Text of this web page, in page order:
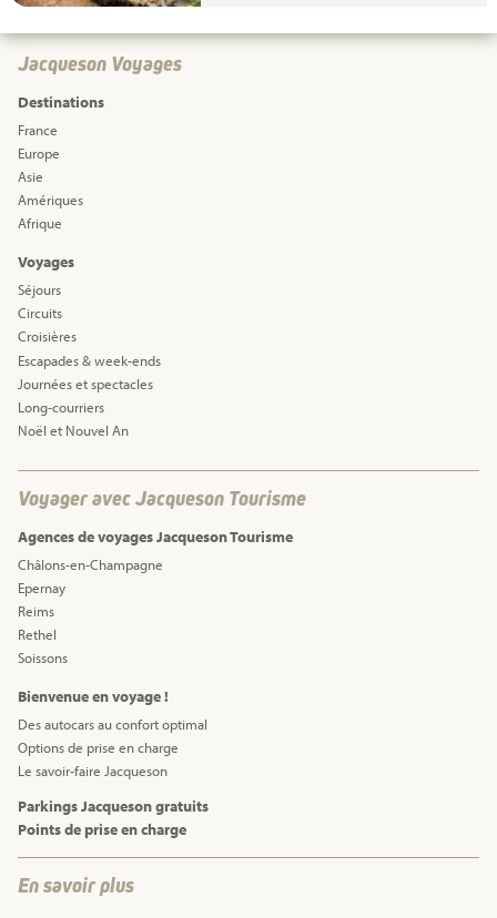
Jacqueson Voyages
Destinations
France
Europe
Asie
Amériques
Afrique
Voyages
Séjours
Circuits
Croisières
Escapades & week-ends
Journées et spectacles
Long-courriers
Noël et Nouvel An
Voyager avec Jacqueson Tourisme
Agences de voyages Jacqueson Tourisme
Châlons-en-Champagne
Epernay
Reims
Rethel
Soissons
Bienvenue en voyage !
Des autocars au confort optimal
Options de prise en charge
Le savoir-faire Jacqueson
Parkings Jacqueson gratuits
Points de prise en charge
En savoir plus